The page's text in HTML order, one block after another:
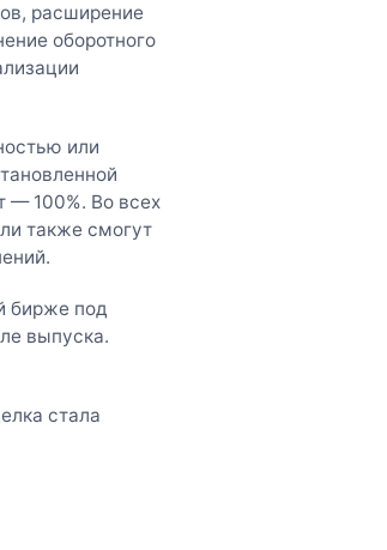
расширение
оборотного
или
— 100%. Во всех
также смогут
бирже под
выпуска.
стала